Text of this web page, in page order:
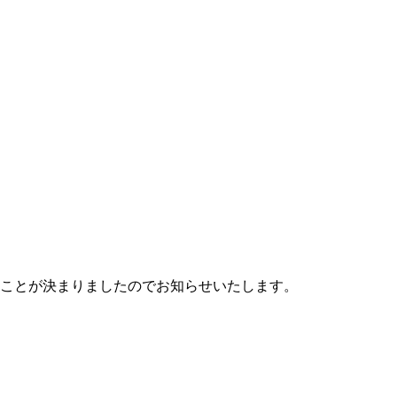
とが決まりましたのでお知らせいたします。